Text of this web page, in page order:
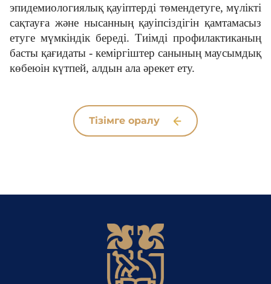
эпидемиологиялық қауіптерді төмендетуге, мүлікті
сақтауға және нысанның қауіпсіздігін қамтамасыз
етуге мүмкіндік береді. Тиімді профилактиканың
басты қағидаты - кеміргіштер санының маусымдық
көбеюін күтпей, алдын ала әрекет ету.
Тізімге оралу